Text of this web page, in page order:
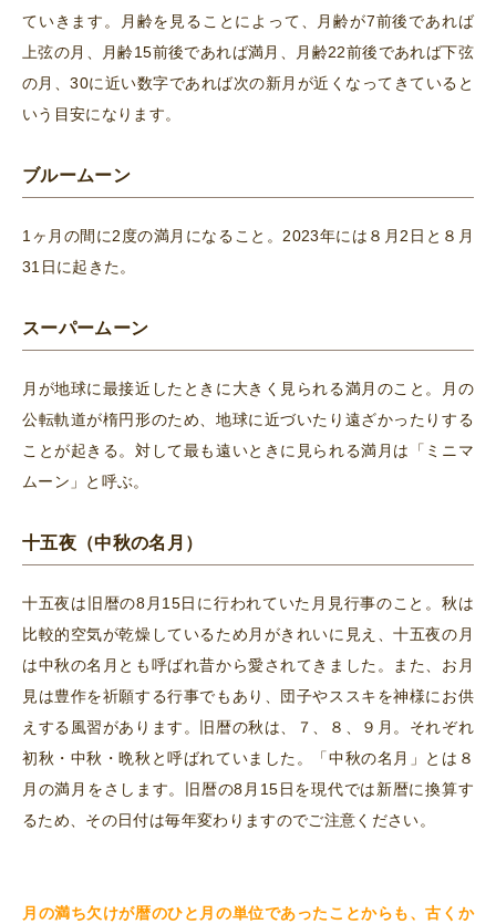
ていきます。月齢を見ることによって、月齢が7前後であれば
上弦の月、月齢15前後であれば満月、月齢22前後であれば下弦
の月、30に近い数字であれば次の新月が近くなってきていると
いう目安になります。
ブルームーン
1ヶ月の間に2度の満月になること。2023年には８月2日と８月
31日に起きた。
スーパームーン
月が地球に最接近したときに大きく見られる満月のこと。月の
公転軌道が楕円形のため、地球に近づいたり遠ざかったりする
ことが起きる。対して最も遠いときに見られる満月は「ミニマ
ムーン」と呼ぶ。
十五夜（中秋の名月）
十五夜は旧暦の8月15日に行われていた月見行事のこと。秋は
比較的空気が乾燥しているため月がきれいに見え、十五夜の月
は中秋の名月とも呼ばれ昔から愛されてきました。また、お月
見は豊作を祈願する行事でもあり、団子やススキを神様にお供
えする風習があります。旧暦の秋は、７、８、９月。それぞれ
初秋・中秋・晩秋と呼ばれていました。「中秋の名月」とは８
月の満月をさします。旧暦の8月15日を現代では新暦に換算す
るため、その日付は毎年変わりますのでご注意ください。
月の満ち欠けが暦のひと月の単位であったことからも、古くか